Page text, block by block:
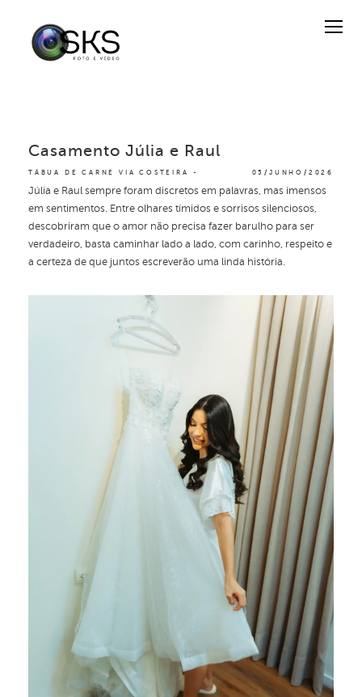
TÁBUA DE CARNE VIA COSTEIRA 05/JUNHO/2026
Casamento Júlia e Raul
Júlia e Raul sempre foram discretos em palavras, mas imensos
em sentimentos. Entre olhares tímidos e sorrisos silenciosos,
descobriram que o amor não precisa fazer barulho para ser
verdadeiro, basta caminhar lado a lado, com carinho, respeito e
a certeza de que juntos escreverão uma linda história.